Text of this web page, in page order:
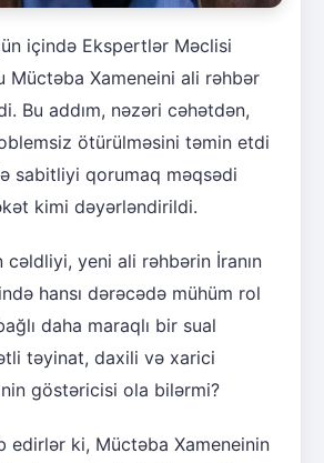
içində Ekspertlər Məclisi
Müctəba Xameneini ali rəhbər
Bu addım, nəzəri cəhətdən,
ötürülməsini təmin etdi
sabitliyi qorumaq məqsədi
kimi dəyərləndirildi.
cəldliyi, yeni ali rəhbərin İranın
hansı dərəcədə mühüm rol
daha maraqlı bir sual
təyinat, daxili və xarici
göstəricisi ola bilərmi?
edirlər ki, Müctəba Xameneinin